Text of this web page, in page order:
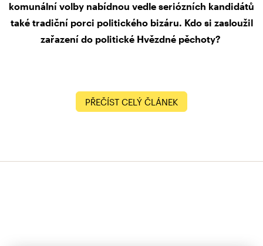
komunální volby nabídnou vedle seriózních kandidátů
také tradiční porci politického bizáru. Kdo si zasloužil
zařazení do politické Hvězdné pěchoty?
PŘEČÍST CELÝ ČLÁNEK